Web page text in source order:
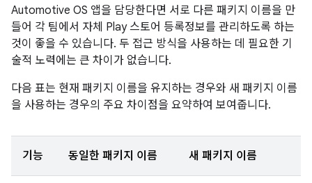
Automotive OS 앱을 담당한다면 서로 다른 패키지 이름을 만
들어 각 팀에서 자체 Play 스토어 등록정보를 관리하도록 하는
것이 좋을 수 있습니다. 두 접근 방식을 사용하는 데 필요한 기
술적 노력에는 큰 차이가 없습니다.
다음 표는 현재 패키지 이름을 유지하는 경우와 새 패키지 이름
을 사용하는 경우의 주요 차이점을 요약하여 보여줍니다.
기능 동일한 패키지 이름 새 패키지 이름